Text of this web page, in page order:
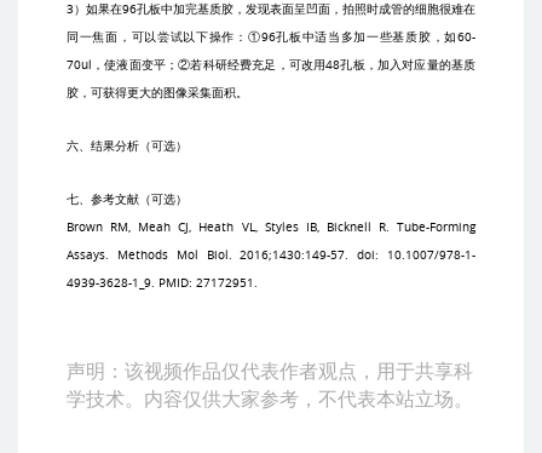
3）如果在96孔板中加完基质胶，发现表面呈凹面，拍照时成管的细胞很难在
同一焦面，可以尝试以下操作：①96孔板中适当多加一些基质胶，如60-
70ul ，使液面变平；②若科研经费充足，可改用48孔板，加入对应量的基质
胶，可获得更大的图像采集面积。
六、结果分析（可选）
七、参考文献（可选）
Brown RM, Meah CJ, Heath VL, Styles IB, Bicknell R. Tube-Forming
Assays. Methods Mol Biol. 2016;1430:149-57. doi: 10.1007/978-1-
4939-3628-1_9. PMID: 27172951.
声明：该视频作品仅代表作者观点，用于共享科
学技术。内容仅供大家参考，不代表本站立场。